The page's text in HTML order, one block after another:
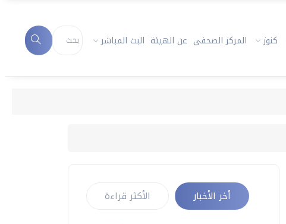
كنوز المركز الصحفى عن الهيئة البث المباشر
أخر الأخبار الأكثر قراءة